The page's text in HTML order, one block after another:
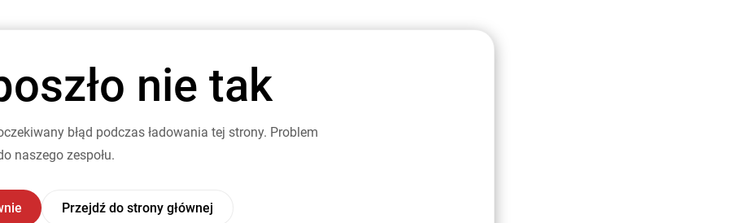
nie tak
błąd podczas ładowania tej strony. Problem
naszego zespołu.
Przejdź do strony głównej